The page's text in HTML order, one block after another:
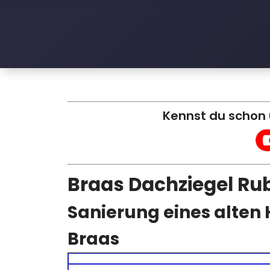
D
c
Kennst du
Braas Dachziegel
Sanierung eines alten
Braas